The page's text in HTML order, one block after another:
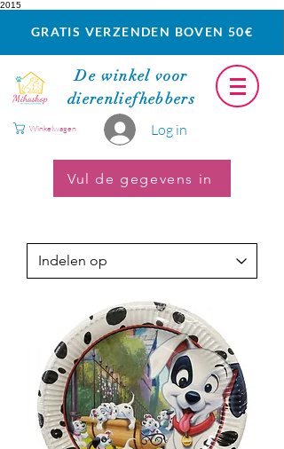
2015
GRATIS VERZENDEN BOVEN 50€
De winkel voor
dierenliefhebbers
Log in
Winkelwagen
Vul de gegevens in